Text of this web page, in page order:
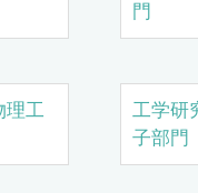
門
工
工学研
子部門